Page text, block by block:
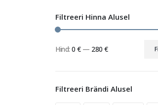
Filtreeri Hinna Alusel
hind
hind
Hind:0 €— 280 €
Filtreeri Brändi Alusel